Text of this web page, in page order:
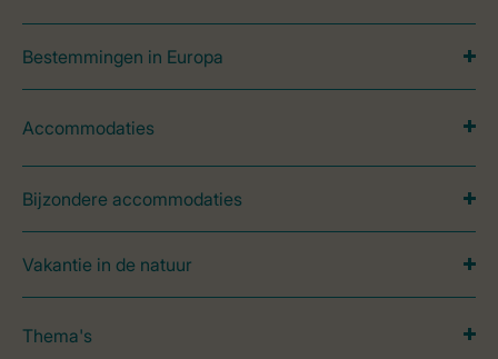
Bestemmingen in Europa
Accommodaties
Bijzondere accommodaties
Vakantie in de natuur
Thema's